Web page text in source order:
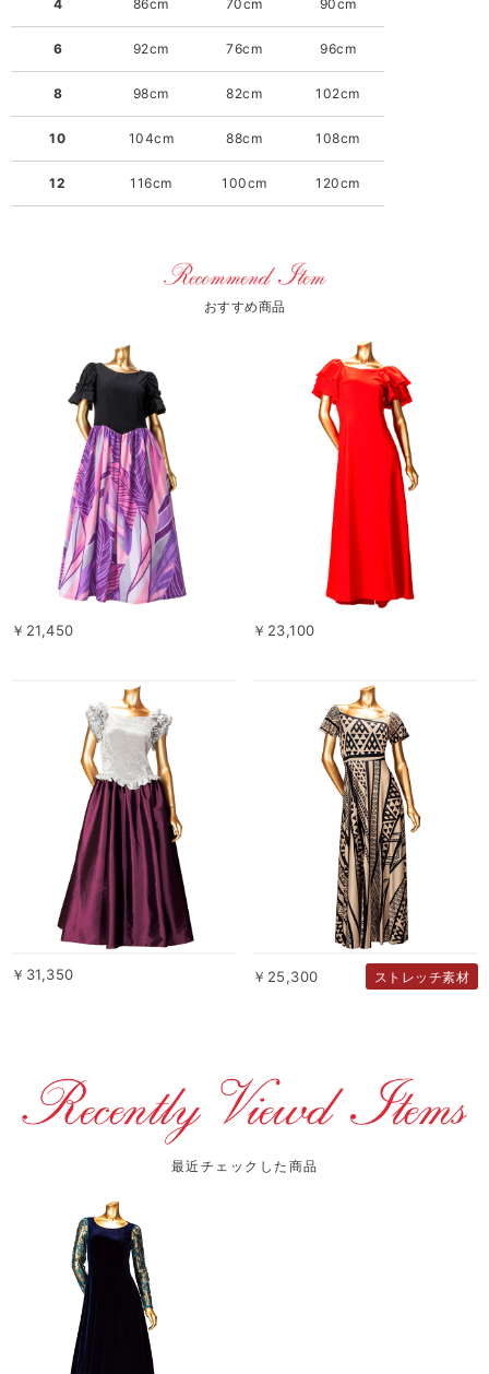
4
6
8
10
12
86cm
92cm
98cm
104cm
116cm
70cm
76cm
82cm
88cm
100cm
90cm
96cm
102cm
108cm
120cm
おすすめ商品
￥21,450 ￥23,100
￥31,350 ￥25,300 ストレッチ素材
最近チェックした商品